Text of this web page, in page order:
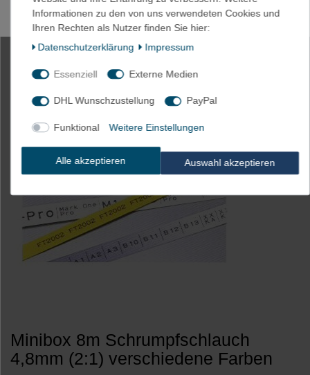
Minibox 8m Schrumpfschlauch
4,8mm (2:1) verschiedene Farben
Informationen zu den von uns verwendeten Cookies und
Ihren Rechten als Nutzer finden Sie hier:
Daten­schutz­erklärung
Impressum
Essenziell Externe Medien
DHL Wunschzustellung PayPal
Funktional Weitere Einstellungen
Alle akzeptieren Auswahl akzeptieren